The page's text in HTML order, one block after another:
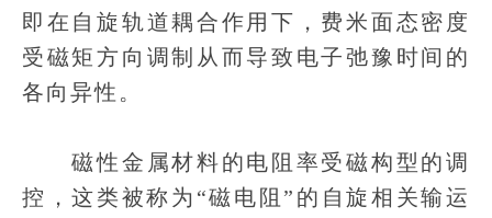
即在自旋轨道耦合作用下，费米面态密度
受磁矩方向调制从而导致电子弛豫时间的
各向异性。
磁性金属材料的电阻率受磁构型的调
控，这类被称为“磁电阻”的自旋相关输运